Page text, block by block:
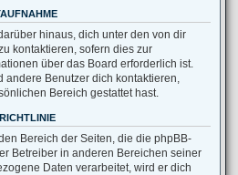
hinaus, dich unter den von dir
kontaktieren, sofern dies zur
über das Board erforderlich ist.
andere Benutzer dich kontaktieren,
Bereich gestattet hast.
Bereich der Seiten, die die phpBB-
Betreiber in anderen Bereichen seiner
Daten verarbeitet, wird er dich